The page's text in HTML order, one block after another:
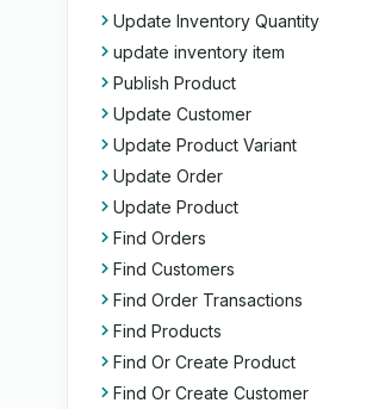
Update Inventory Quantity
update inventory item
Publish Product
Update Customer
Update Product Variant
Update Order
Update Product
Find Orders
Find Customers
Find Order Transactions
Find Products
Find Or Create Product
Find Or Create Customer